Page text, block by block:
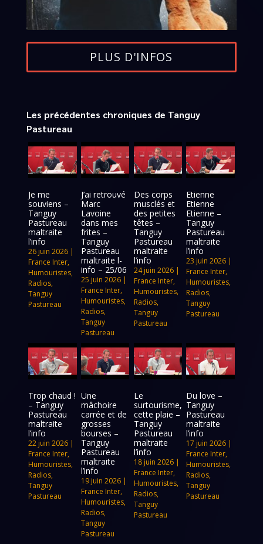
PLUS D'INFOS
Les précédentes chroniques de Tanguy
Pastureau
Je me
souviens –
Tanguy
Pastureau
maltraite
l’info
26 juin 2026 |
France Inter,
Humouristes,
Radios,
Tanguy
Pastureau
J’ai retrouvé
Marc
Lavoine
dans mes
frites –
Tanguy
Pastureau
maltraite l-
info – 25/06
25 juin 2026|
France Inter,
Humouristes,
Radios,
Tanguy
Pastureau
Des corps
musclés et
des petites
têtes –
Tanguy
Pastureau
maltraite
l’info
24 juin 2026|
France Inter,
Humouristes,
Radios,
Tanguy
Pastureau
Etienne
Etienne
Etienne –
Tanguy
Pastureau
maltraite
l’info
23 juin 2026 |
France Inter,
Humouristes,
Radios,
Tanguy
Pastureau
Trop chaud !
– Tanguy
Pastureau
maltraite
l’info
22 juin 2026 |
France Inter,
Humouristes,
Radios,
Tanguy
Pastureau
Une
mâchoire
carrée et de
grosses
bourses –
Tanguy
Pastureau
maltraite
l’info
19 juin 2026|
France Inter,
Humouristes,
Radios,
Tanguy
Pastureau
Le
surtourisme,
cette plaie –
Tanguy
Pastureau
maltraite
l’info
18 juin 2026|
France Inter,
Humouristes,
Radios,
Tanguy
Pastureau
Du love –
Tanguy
Pastureau
maltraite
l’info
17 juin 2026 |
France Inter,
Humouristes,
Radios,
Tanguy
Pastureau